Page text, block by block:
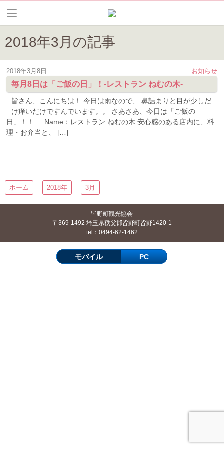
2018年3月の記事
お知らせ
2018年3月8日
毎月8日は「ご飯の日」！-レストラン ねむの木-
皆さん、こんにちは！ 今日は雨なので、 鼻詰まりと目が少しだ
け痒いだけですんでいます。。 さあさあ、今日は「ご飯の
日」！！ Name：レストラン ねむの木 安心感のある店内に、料
理・お弁当と、 […]
ホーム 2018年 3月
皆野町観光協会
〒369-1492 埼玉県秩父郡皆野町皆野1420-1
tel：0494-62-1462
モバイル PC